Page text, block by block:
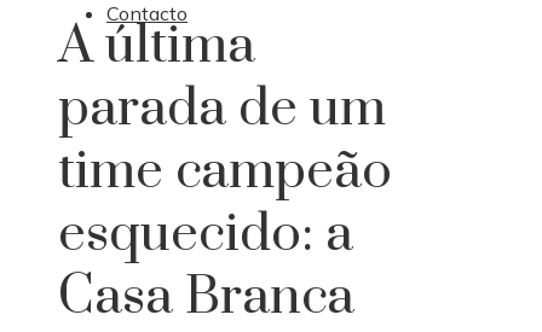
Contacto
A última
parada de um
time campeão
esquecido: a
Casa Branca